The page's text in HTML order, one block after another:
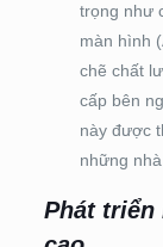
trọng như
màn hình
chẽ chất
cấp bên
này được
những
Phát